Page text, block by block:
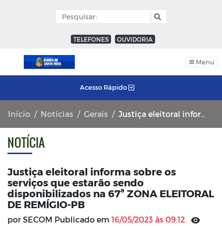
TELEFONES OUVIDORIA
Menu
Acesso Rápido
Início Notícias Gerais Justiça eleitoral informa sobre os serviços que estarão sendo disponibilizados na 67ª ZONA ELEITORAL DE REMÍGIO-PB
NOTÍCIA
Justiça eleitoral informa sobre os
serviços que estarão sendo
disponibilizados na 67ª ZONA ELEITORAL
DE REMÍGIO-PB
por SECOM Publicado em 16/05/2023 às 09:12